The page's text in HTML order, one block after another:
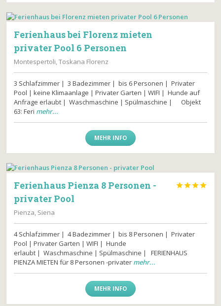
Ferienhaus bei Florenz mieten
privater Pool 6 Personen
Montespertoli, Toskana Florenz
3 Schlafzimmer | 3 Badezimmer | bis 6 Personen | Privater
Pool | keine Klimaanlage | Privater Garten | WIFI | Hunde auf
Anfrage erlaubt | Waschmaschine | Spülmaschine | Objekt
63: Feri mehr...
MEHR INFO
Ferienhaus Pienza 8 Personen -
privater Pool

Pienza, Siena
4 Schlafzimmer | 4 Badezimmer | bis 8 Personen | Privater
Pool | Privater Garten | WIFI | Hunde
erlaubt | Waschmaschine | Spülmaschine | FERIENHAUS
PIENZA MIETEN für 8 Personen -privater mehr...
MEHR INFO